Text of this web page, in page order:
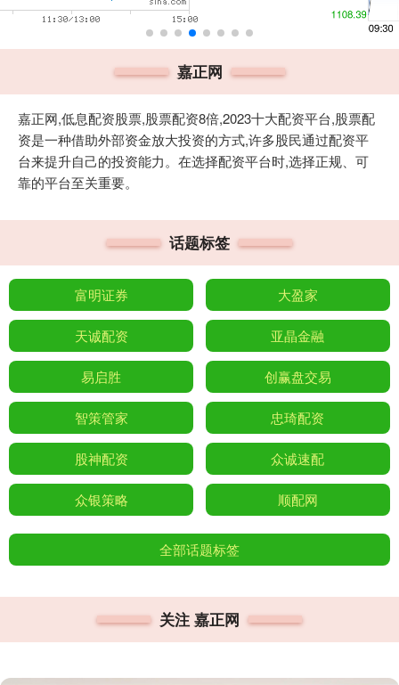
嘉正网
嘉正网,低息配资股票,股票配资8倍,2023十大配资平台,股票配
资是一种借助外部资金放大投资的方式,许多股民通过配资平
台来提升自己的投资能力。在选择配资平台时,选择正规、可
靠的平台至关重要。
话题标签
富明证券 大盈家
天诚配资 亚晶金融
易启胜 创赢盘交易
智策管家 忠琦配资
股神配资 众诚速配
众银策略 顺配网
全部话题标签
关注 嘉正网